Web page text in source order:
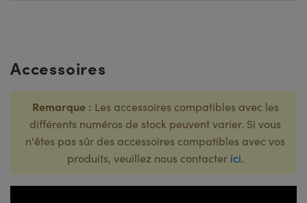
Accessoires
Remarque : Les accessoires compatibles avec les
différents numéros de stock peuvent varier. Si vous
n'êtes pas sûr des accessoires compatibles avec vos
produits, veuillez nous contacter ici.